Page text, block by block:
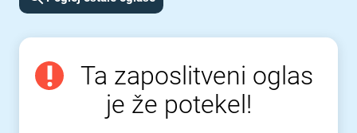
Ta zaposlitveni oglas
je že potekel!